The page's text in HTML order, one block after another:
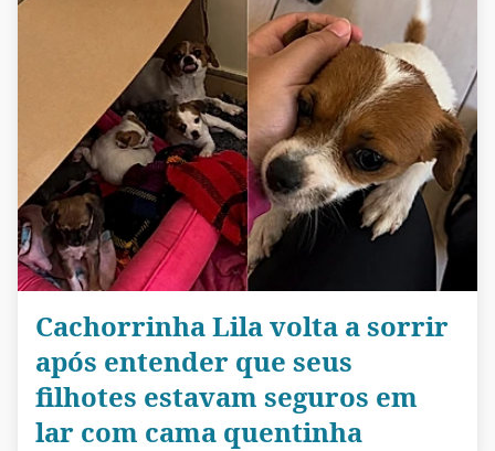
Cachorrinha Lila volta a sorrir
após entender que seus
filhotes estavam seguros em
lar com cama quentinha